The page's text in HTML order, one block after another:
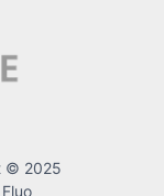
© 2025